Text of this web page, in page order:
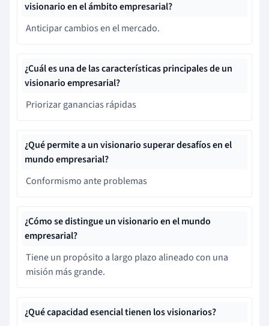
visionario en el ámbito empresarial?
Anticipar cambios en el mercado.
¿Cuál es una de las características principales de un
visionario empresarial?
Priorizar ganancias rápidas
¿Qué permite a un visionario superar desafíos en el
mundo empresarial?
Conformismo ante problemas
¿Cómo se distingue un visionario en el mundo
empresarial?
Tiene un propósito a largo plazo alineado con una
misión más grande.
¿Qué capacidad esencial tienen los visionarios?